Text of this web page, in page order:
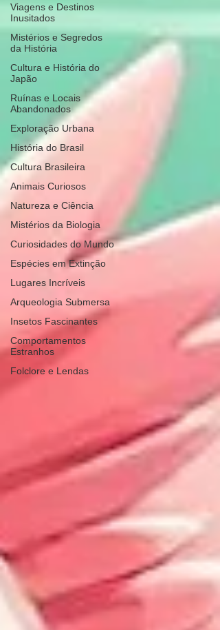
Viagens e Destinos
Inusitados
Mistérios e Segredos
da História
Cultura e História do
Japão
Ruínas e Locais
Abandonados
Exploração Urbana
História do Brasil
Cultura Brasileira
Animais Curiosos
Natureza e Ciência
Mistérios da Biologia
Curiosidades do Mundo
Espécies em Extinção
Lugares Incríveis
Arqueologia Submersa
Insetos Fascinantes
Comportamentos
Estranhos
Folclore e Lendas